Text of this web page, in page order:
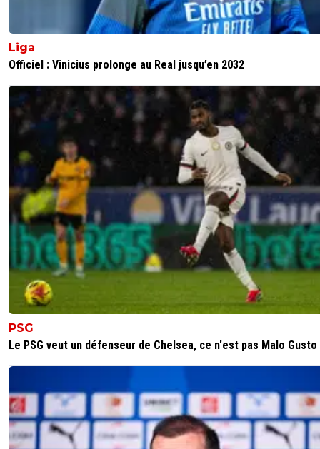
Liga
Officiel : Vinicius prolonge au Real jusqu’en 2032
PSG
Le PSG veut un défenseur de Chelsea, ce n'est pas Malo Gusto